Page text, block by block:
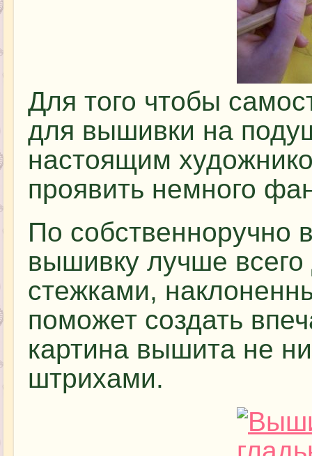
Для того чтобы
для вышивки на
настоящим
проявить немного
По собственноручно
вышивку лучше
стежками,
поможет создать
картина вышита не
штрихами.